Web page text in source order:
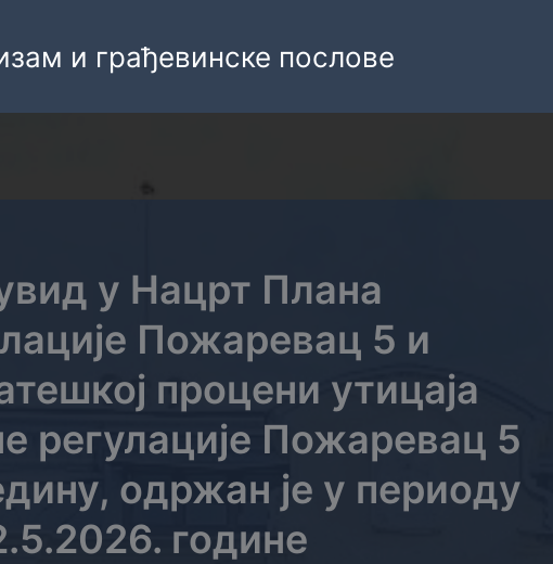
и грађевинске послове
у Нацрт Плана
Пожаревац 5 и
процени утицаја
регулације Пожаревац 5
одржан је у периоду
године